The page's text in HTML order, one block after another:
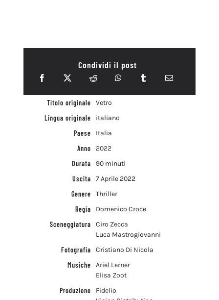
Condividi il post
Titolo originale
Vetro
Lingua originale
italiano
Paese
Italia
Anno
2022
Durata
90 minuti
Uscita
7 Aprile 2022
Genere
Thriller
Regia
Domenico Croce
Sceneggiatura
Ciro Zecca
Luca Mastrogiovanni
Fotografia
Cristiano Di Nicola
Musiche
Ariel Lerner
Elisa Zoot
Produzione
Fidelio